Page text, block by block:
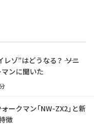
ゾ”はどうなる？ ―― ソニ
ンに聞いた
ークマン「NW-ZX2」と新
徴